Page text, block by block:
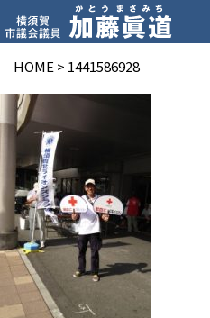
HOME > 1441586928